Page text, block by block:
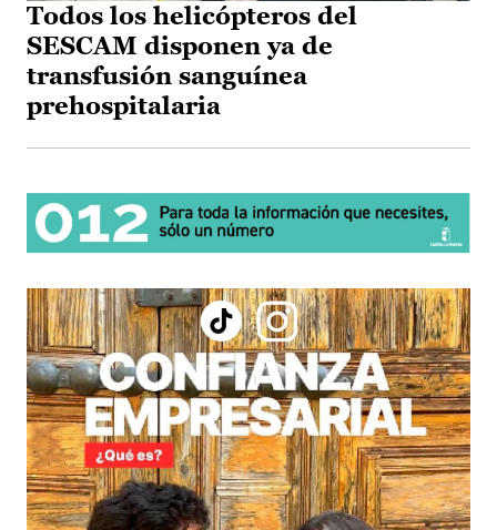
Todos los helicópteros del
SESCAM disponen ya de
transfusión sanguínea
prehospitalaria